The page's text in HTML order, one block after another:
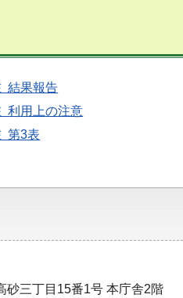
結果報告
利用上の注意
第3表
砂三丁目15番1号 本庁舎2階